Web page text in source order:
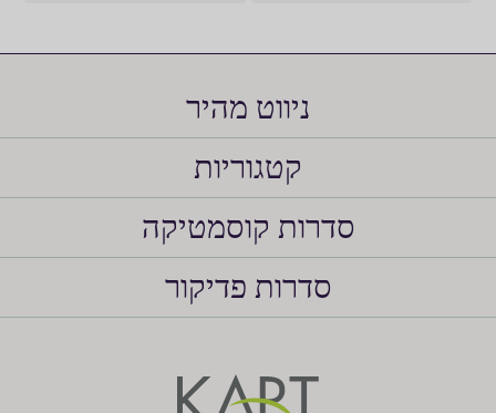
ניווט מהיר
קטגוריות
סדרות קוסמטיקה
סדרות פדיקור